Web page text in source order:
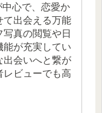
心で、恋愛か
て出会える万能
真の閲覧や日
能が充実してい
出会いへと繋が
レビューでも高